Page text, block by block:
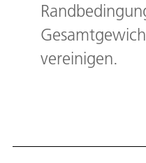
vereinigen.